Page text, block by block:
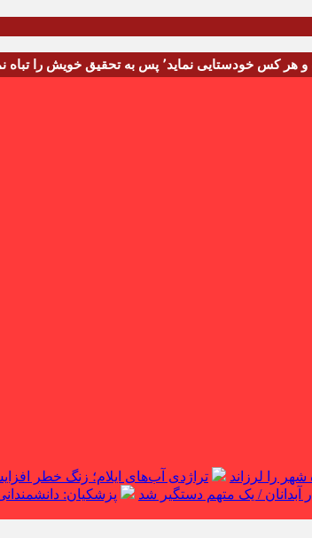
تراژدی آب‌های ایلام؛ زنگ خطر
/ یک متهم دستگیر شد پزشکیان: